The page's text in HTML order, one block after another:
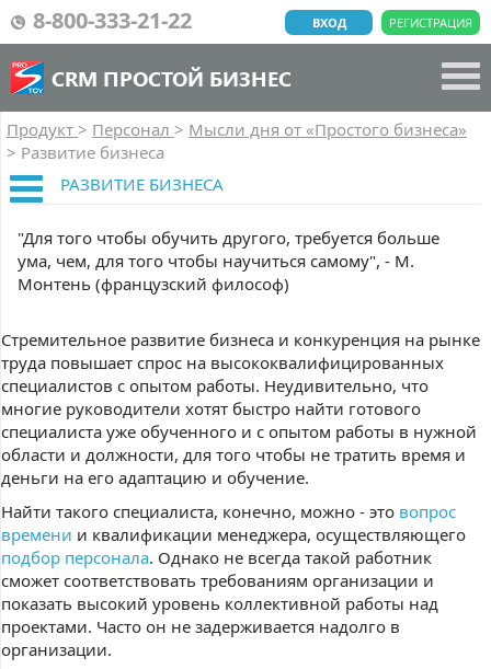
8-800-333-21-22 РЕГИСТРАЦИЯ
ВХОД
CRM ПРОСТОЙ БИЗНЕС
Продукт > Персонал > Мысли дня от «Простого бизнеса»
> Развитие бизнеса
РАЗВИТИЕ БИЗНЕСА
"Для того чтобы обучить другого, требуется больше
ума, чем, для того чтобы научиться самому", - М.
Монтень (французский философ)
Стремительное развитие бизнеса и конкуренция на рынке
труда повышает спрос на высококвалифицированных
специалистов с опытом работы. Неудивительно, что
многие руководители хотят быстро найти готового
специалиста уже обученного и с опытом работы в нужной
области и должности, для того чтобы не тратить время и
деньги на его адаптацию и обучение.
Найти такого специалиста, конечно, можно - это вопрос
времени и квалификации менеджера, осуществляющего
подбор персонала. Однако не всегда такой работник
сможет соответствовать требованиям организации и
показать высокий уровень коллективной работы над
проектами. Часто он не задерживается надолго в
организации.